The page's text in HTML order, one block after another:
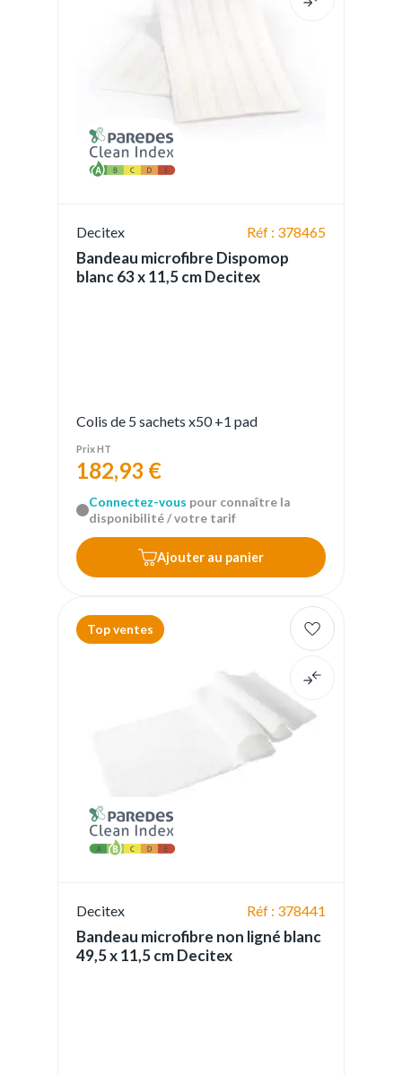
Decitex Réf : 378465
Bandeau microfibre Dispomop
blanc 63 x 11,5 cm Decitex
Colis de 5 sachets x50 +1 pad
Prix HT
182,93 €
Connectez-vous pour connaître la
disponibilité / votre tarif
Ajouter au panier
Top ventes
Decitex Réf : 378441
Bandeau microfibre non ligné blanc
49,5 x 11,5 cm Decitex